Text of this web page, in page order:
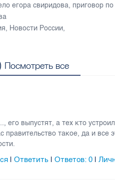
егора свиридова, приговор
, Новости России,
Посмотреть все
его выпустят, а тех кто
правительство такое, да и все
|Ответить |Ответов:0 |